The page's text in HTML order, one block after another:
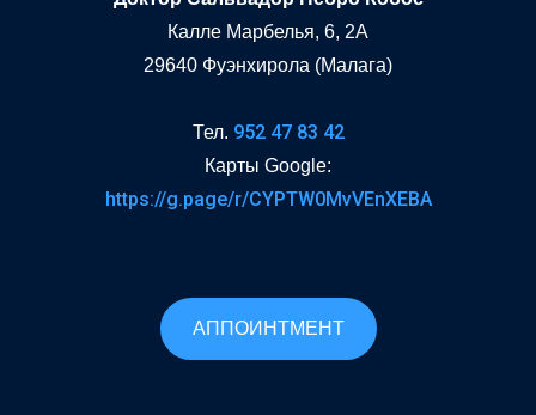
Калле Марбелья, 6, 2A
29640 Фуэнхирола (Малага)
Тел. 952 47 83 42
Карты Google:
https://g.page/r/CYPTW0MvVEnXEBA
АППОИНТМЕНТ